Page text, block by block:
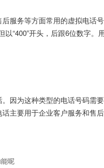
务等方面常用的虚拟电话
“400”开头，后跟6位数字
为这种类型的电话号码需
主要用于企业客户服务和售
呢